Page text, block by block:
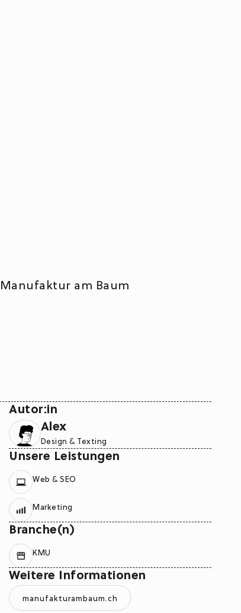
Autor:in
Alex
Design & Texting
Unsere Leistungen
Web & SEO
Marketing
Branche(n)
KMU
Weitere Informationen
manufakturambaum.ch